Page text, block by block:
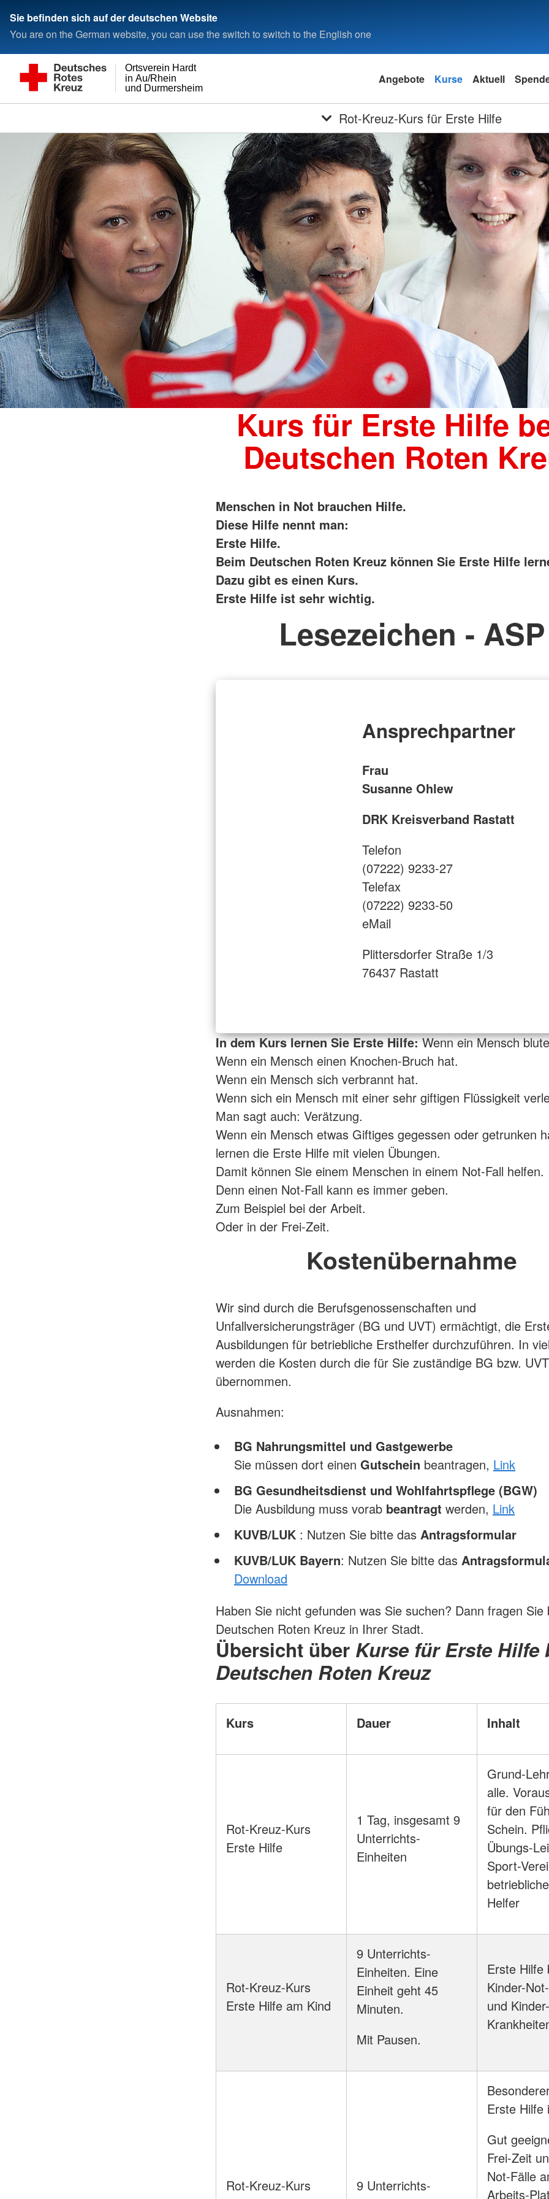
Sie befinden sich auf der deutschen Website
You are on the German website, you can use the switch to switch to the English one
und Durmersheim
in Au/Rhein
Ortsverein Hardt
Angebote Kurse Aktuell
Rot-Kreuz-Kurs für Erste Hilfe
Kurs für Erste Hilfe
Deutschen Roten
Menschen in Not brauchen Hilfe.
Diese Hilfe nennt man:
Erste Hilfe.
Beim Deutschen Roten Kreuz können Sie Erste Hilfe
Dazu gibt es einen Kurs.
Erste Hilfe ist sehr wichtig.
Lesezeichen - ASP
Ansprechpartner
Frau
Susanne Ohlew
DRK Kreisverband Rastatt
Telefon
(07222) 9233-27
Telefax
(07222) 9233-50
eMail
Plittersdorfer Straße 1/3
76437 Rastatt
In dem Kurs lernen Sie Erste Hilfe:Wenn ein Mensch
Wenn ein Mensch einen Knochen-Bruch hat.
Wenn ein Mensch sich verbrannt hat.
Wenn sich ein Mensch mit einer sehr giftigen Flüssigkeit
Man sagt auch: Verätzung.
Wenn ein Mensch etwas Giftiges gegessen oder getrunken
lernen die Erste Hilfe mit vielen Übungen.
Damit können Sie einem Menschen in einem Not-Fall helfen.
Denn einen Not-Fall kann es immer geben.
Zum Beispiel bei der Arbeit.
Oder in der Frei-Zeit.
Kostenübernahme
Wir sind durch die Berufsgenossenschaften und
Unfallversicherungsträger (BG und UVT) ermächtigt, die
Ausbildungen für betriebliche Ersthelfer durchzuführen. In
werden die Kosten durch die für Sie zuständige BG bzw. UVT
übernommen.
Ausnahmen:
BG Nahrungsmittel und Gastgewerbe
Sie müssen dort einen Gutschein beantragen, Link
BG Gesundheitsdienst und Wohlfahrtspflege (BGW)
Die Ausbildung muss vorab beantragt werden, Link
KUVB/LUK : Nutzen Sie bitte das Antragsformular
KUVB/LUK Bayern: Nutzen Sie bitte das
Download
Haben Sie nicht gefunden was Sie suchen? Dann fragen Sie
Deutschen Roten Kreuz in Ihrer Stadt.
Übersicht über Kurse für Erste Hilfe
Deutschen Roten Kreuz
Kurs Dauer Inhalt
Rot-Kreuz-Kurs
Erste Hilfe
1 Tag, insgesamt 9
Unterrichts-
Einheiten
Grund-
alle.
für den
Schein.
Übungs-
Sport-
Helfer
Rot-Kreuz-Kurs
Erste Hilfe am Kind
9 Unterrichts-
Einheiten. Eine
Einheit geht 45
Minuten.
Mit Pausen.
Erste Hilfe
Kinder-
und Kinder-
Rot-Kreuz-Kurs
9 Unterrichts-
Erste Hilfe
Gut
Frei-Zeit
Not-Fälle
Arbeits-